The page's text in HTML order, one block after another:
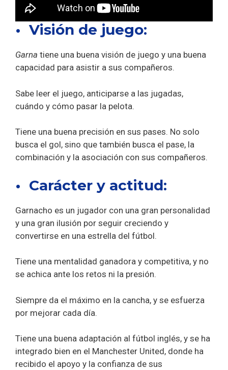
• Visión de juego:
Garna tiene una buena visión de juego y una buena
capacidad para asistir a sus compañeros.
Sabe leer el juego, anticiparse a las jugadas,
cuándo y cómo pasar la pelota.
Tiene una buena precisión en sus pases. No solo
busca el gol, sino que también busca el pase, la
combinación y la asociación con sus compañeros.
• Carácter y actitud:
Garnacho es un jugador con una gran personalidad
y una gran ilusión por seguir creciendo y
convertirse en una estrella del fútbol.
Tiene una mentalidad ganadora y competitiva, y no
se achica ante los retos ni la presión.
Siempre da el máximo en la cancha, y se esfuerza
por mejorar cada día.
Tiene una buena adaptación al fútbol inglés, y se ha
integrado bien en el Manchester United, donde ha
recibido el apoyo y la confianza de sus